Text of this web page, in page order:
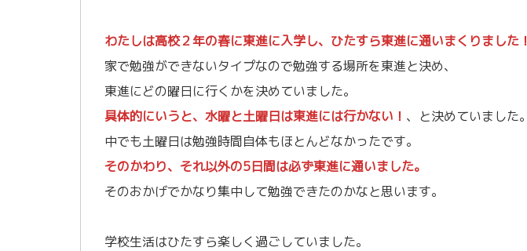
わたしは高校２年の春に東進に入学し、ひたすら東進に通いまくりました！
家で勉強ができないタイプなので勉強する場所を東進と決め、
東進にどの曜日に行くかを決めていました。
具体的にいうと、水曜と土曜日は東進には行かない ！ 、と決めていました。
中でも土曜日は勉強時間自体もほとんどなかったです。
そのかわり、それ以外の5日間は必ず東進に通いました。
そのおかげでかなり集中して勉強できたのかなと思います。
学校生活はひたすら楽しく過ごしていました。